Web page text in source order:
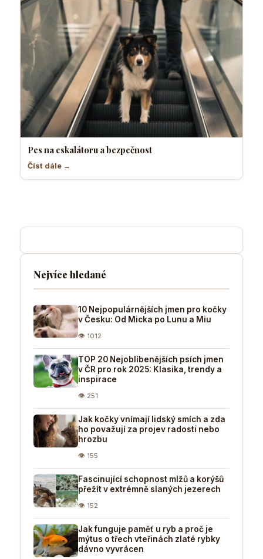
Pes na eskalátoru a bezpečnost
Číst dále →
Nejvíce hledané
10 Nejpopulárnějších jmen pro kočky
v Česku: Od Micka po Lunu a Miu
👁 1012
TOP 20 Nejoblíbenějších psích jmen
v ČR pro rok 2025: Klasika, trendy a
inspirace
👁 251
Jak kočky vnímají lidský smích a zda
ho považují za projev radosti nebo
hrozbu
👁 155
Fascinující schopnost mlžů a korýšů
přežít v extrémně slaných jezerech
👁 152
Jak funguje paměť u ryb a proč je
mýtus o třech vteřinách zlaté rybky
dávno vyvrácen